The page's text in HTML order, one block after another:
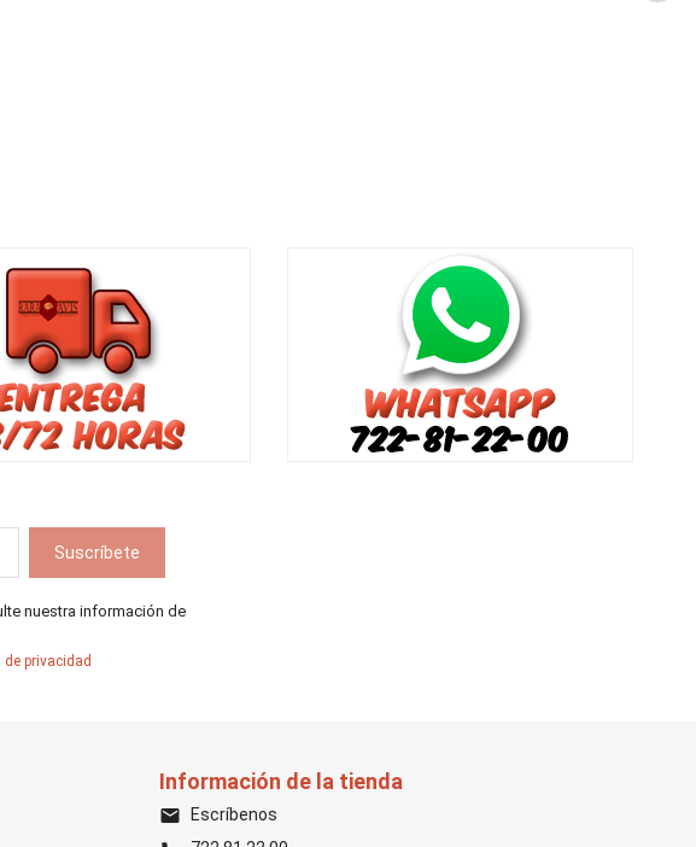
nuestra información de
privacidad
Información de la tienda
email Escríbenos